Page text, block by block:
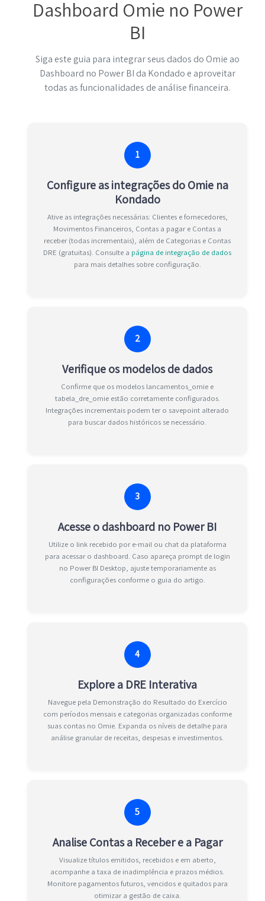
Dashboard Omie no Power
BI
Siga este guia para integrar seus dados do Omie ao
Dashboard no Power BI da Kondado e aproveitar
todas as funcionalidades de análise financeira.
1
Configure as integrações do Omie na
Kondado
Ative as integrações necessárias: Clientes e fornecedores,
Movimentos Financeiros, Contas a pagar e Contas a
receber (todas incrementais), além de Categorias e Contas
DRE (gratuitas). Consulte a página de integração de dados
para mais detalhes sobre configuração.
2
Verifique os modelos de dados
Confirme que os modelos lancamentos_omie e
tabela_dre_omie estão corretamente configurados.
Integrações incrementais podem ter o savepoint alterado
para buscar dados históricos se necessário.
3
Acesse o dashboard no Power BI
Utilize o link recebido por e-mail ou chat da plataforma
para acessar o dashboard. Caso apareça prompt de login
no Power BI Desktop, ajuste temporariamente as
configurações conforme o guia do artigo.
4
Explore a DRE Interativa
Navegue pela Demonstração do Resultado do Exercício
com períodos mensais e categorias organizadas conforme
suas contas no Omie. Expanda os níveis de detalhe para
análise granular de receitas, despesas e investimentos.
5
Analise Contas a Receber e a Pagar
Visualize títulos emitidos, recebidos e em aberto,
acompanhe a taxa de inadimplência e prazos médios.
Monitore pagamentos futuros, vencidos e quitados para
otimizar a gestão de caixa.